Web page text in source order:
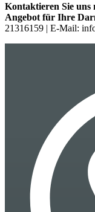
Kontaktieren Sie uns
Angebot für Ihre
21316159 | E-Mail: